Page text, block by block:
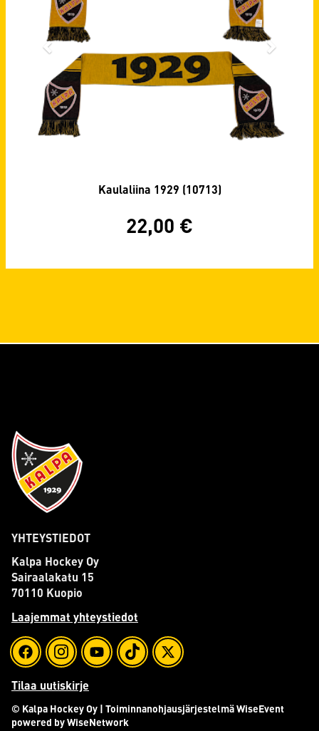
Kaulaliina 1929 (10713)
22,00 €
YHTEYSTIEDOT
Kalpa Hockey Oy
Sairaalakatu 15
70110 Kuopio
Laajemmat yhteystiedot
Tilaa uutiskirje
© Kalpa Hockey Oy | ToiminnanohjausjärjestelmäWiseEvent
powered byWiseNetwork